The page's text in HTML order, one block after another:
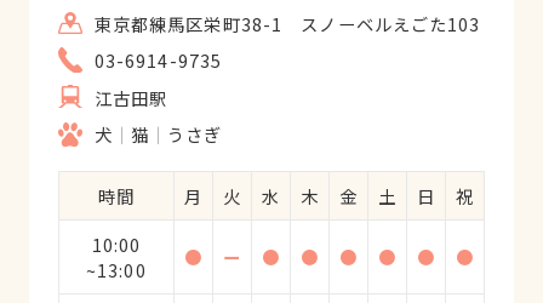
東京都練馬区栄町38-1 スノーベルえごた103
03-6914-9735
江古田駅
犬
猫 うさぎ
時間 月 火 水 木 金 土 日
祝
10:00
~13:00
● ー ● ● ● ● ● ●